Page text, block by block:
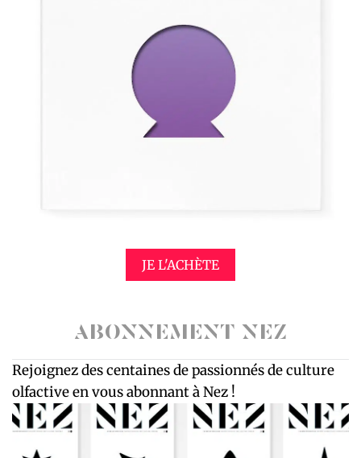
JE L'ACHÈTE
ABONNEMENT NEZ
Rejoignez des centaines de passionnés de culture
olfactive en vous abonnant à Nez !